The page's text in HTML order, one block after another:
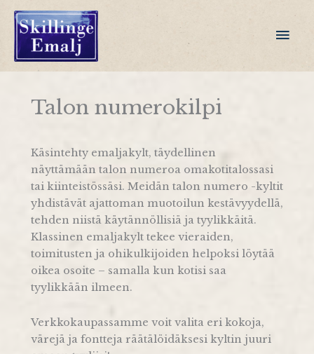
Siirry
sisältöön
Talon numerokilpi
Käsintehty emaljakylt, täydellinen
näyttämään talon numeroa omakotitalossasi
tai kiinteistössäsi. Meidän talon numero -kyltit
yhdistävät ajattoman muotoilun kestävyydellä,
tehden niistä käytännöllisiä ja tyylikkäitä.
Klassinen emaljakylt tekee vieraiden,
toimitusten ja ohikulkijoiden helpoksi löytää
oikea osoite – samalla kun kotisi saa
tyylikkään ilmeen.
Verkkokaupassamme voit valita eri kokoja,
värejä ja fontteja räätälöidäksesi kyltin juuri